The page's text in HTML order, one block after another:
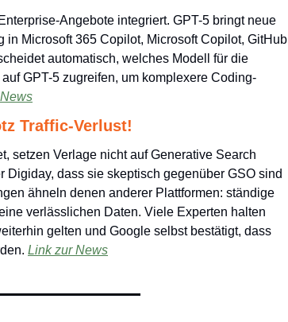
Angebote integriert. GPT-5 bringt neue
Microsoft 365 Copilot, Microsoft Copilot, GitHub
automatisch, welches Modell für die
GPT-5 zugreifen, um komplexere Coding-
Traffic-Verlust!
setzen Verlage nicht auf Generative Search
dass sie skeptisch gegenüber GSO sind
ähneln denen anderer Plattformen: ständige
verlässlichen Daten. Viele Experten halten
gelten und Google selbst bestätigt, dass
Link zur News